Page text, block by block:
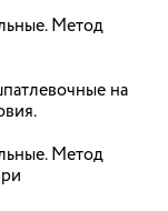
до
Антона
Метод
на
Метод